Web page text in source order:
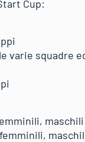
Cup:
varie squadre
femminili,